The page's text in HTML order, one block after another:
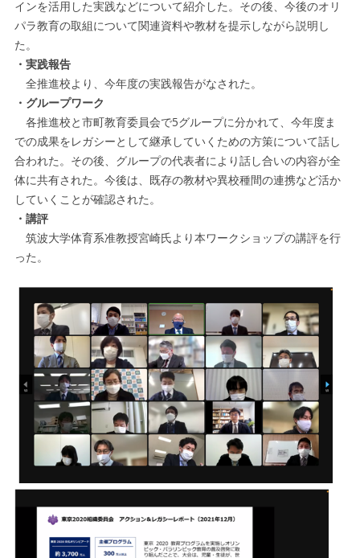
インを活用した実践などについて紹介した。その後、今後のオリ
パラ教育の取組について関連資料や教材を提示しながら説明し
た。
・実践報告
全推進校より、今年度の実践報告がなされた。
・グループワーク
各推進校と市町教育委員会で5グループに分かれて、今年度ま
での成果をレガシーとして継承していくための方策について話し
合われた。その後、グループの代表者により話し合いの内容が全
体に共有された。今後は、既存の教材や異校種間の連携など活か
していくことが確認された。
・講評
筑波大学体育系准教授宮崎氏より本ワークショップの講評を行
った。